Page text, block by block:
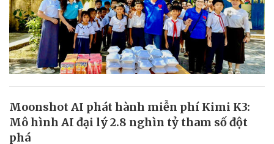
Moonshot AI phát hành miễn phí Kimi K3:
Mô hình AI đại lý 2.8 nghìn tỷ tham số đột
phá